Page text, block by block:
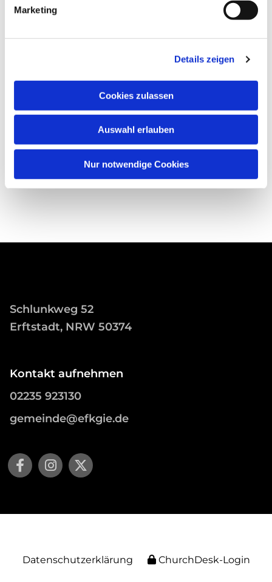
Marketing
Details zeigen
Cookies zulassen
Auswahl erlauben
Nur notwendige Cookies
Schlunkweg 52
Erftstadt, NRW 50374
Kontakt aufnehmen
02235 923130
gemeinde@efkgie.de
Datenschutzerklärung ChurchDesk-Login